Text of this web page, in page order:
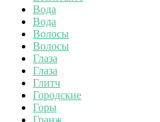
Вода
Вода
Волосы
Волосы
Глаза
Глаза
Глитч
Городские
Горы
Гранж